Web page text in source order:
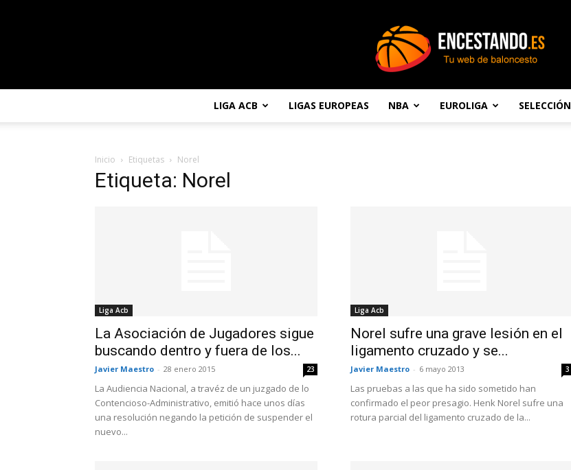
LIGA ACB LIGAS EUROPEAS NBA EUROLIGA SELECCIÓN
Inicio Etiquetas Norel
Etiqueta: Norel
Liga Acb
La Asociación de Jugadores sigue
buscando dentro y fuera de los...
Javier Maestro - 28 enero 2015 23
La Audiencia Nacional, a travéz de un juzgado de lo
Contencioso-Administrativo, emitió hace unos días
una resolución negando la petición de suspender el
nuevo...
Liga Acb
Norel sufre una grave lesión en el
ligamento cruzado y se...
Javier Maestro - 6 mayo 2013 3
Las pruebas a las que ha sido sometido han
confirmado el peor presagio. Henk Norel sufre una
rotura parcial del ligamento cruzado de la...